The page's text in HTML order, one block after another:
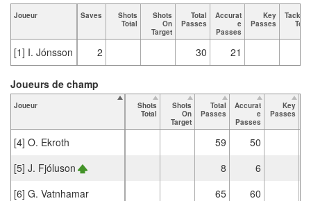
Joueur Saves
Shots
Total
Shots
On
Target
Total
Passes
Accurat
e
Passes
Key
Passes
Tackles
Total
[1] I. Jónsson 2 30 21
Joueur
Shots
Total
Shots
On
Target
Total
Passes
Accurat
e
Passes
Key
Passes
[4] O. Ekroth 59
50
[5] J. Fjóluson
8
6
[6] G. Vatnhamar
65
60
Joueurs de champ